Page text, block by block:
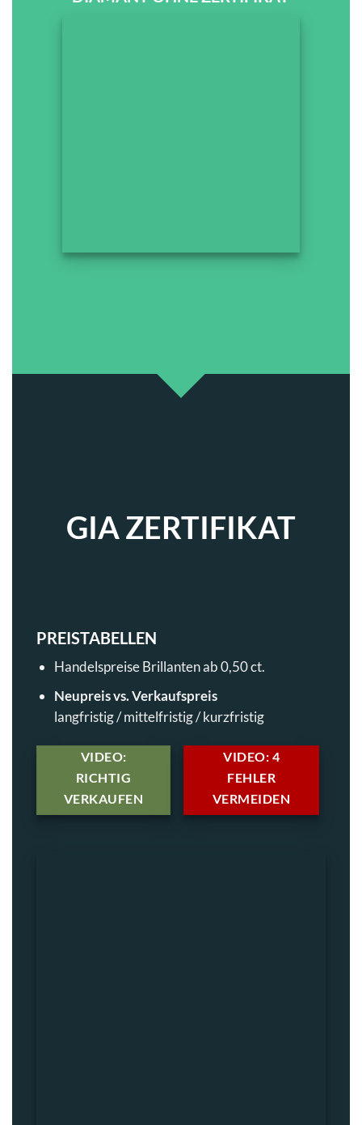
GIA ZERTIFIKAT
PREISTABELLEN
Handelspreise Brillanten ab 0,50 ct.
Neupreis vs. Verkaufspreis
langfristig / mittelfristig / kurzfristig
VIDEO:
RICHTIG
VERKAUFEN
VIDEO: 4
FEHLER
VERMEIDEN